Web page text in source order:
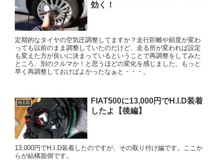
効く！
定期的なタイヤの空気圧調整してますか？走行距離や頻度が変わ
っても以前のまま調整していたのだけど、走る所が変われば設定
も変えた方が良いに決まっているということで再調整をしてみた
ところ、別のクルマか！と思うほどの変化を感じました。もっと
早く再調整しておけばよかったなぁと・・・。
H.I.D
FIAT500に13,000円でH.I.D装着
したよ【後編】
13,000円でH.I.D装着したのですが、その取り付け編です。ここか
らが結構面倒です。